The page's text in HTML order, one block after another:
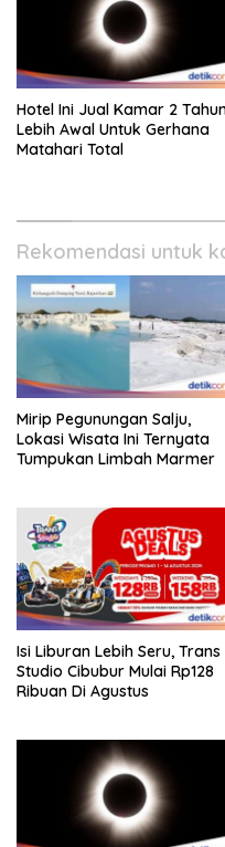
Hotel Ini Jual Kamar 2
Lebih Awal Untuk Gerhana
Matahari Total
Rekomendasi untuk
Mirip Pegunungan Salju,
Lokasi Wisata Ini Ternyata
Tumpukan Limbah Marmer
Isi Liburan Lebih Seru, Trans
Studio Cibubur Mulai Rp128
Ribuan Di Agustus